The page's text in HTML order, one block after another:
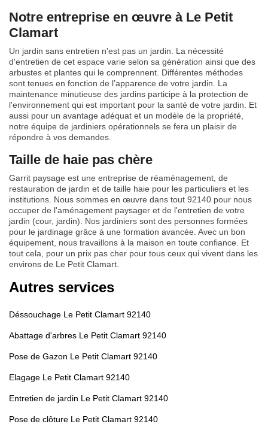
Notre entreprise en œuvre à Le Petit
Clamart
Un jardin sans entretien n'est pas un jardin. La nécessité
d'entretien de cet espace varie selon sa génération ainsi que des
arbustes et plantes qui le comprennent. Différentes méthodes
sont tenues en fonction de l’apparence de votre jardin. La
maintenance minutieuse des jardins participe à la protection de
l'environnement qui est important pour la santé de votre jardin. Et
aussi pour un avantage adéquat et un modèle de la propriété,
notre équipe de jardiniers opérationnels se fera un plaisir de
répondre à vos demandes.
Taille de haie pas chère
Garrit paysage est une entreprise de réaménagement, de
restauration de jardin et de taille haie pour les particuliers et les
institutions. Nous sommes en œuvre dans tout 92140 pour nous
occuper de l'aménagement paysager et de l'entretien de votre
jardin (cour, jardin). Nos jardiniers sont des personnes formées
pour le jardinage grâce à une formation avancée. Avec un bon
équipement, nous travaillons à la maison en toute confiance. Et
tout cela, pour un prix pas cher pour tous ceux qui vivent dans les
environs de Le Petit Clamart.
Autres services
Déssouchage Le Petit Clamart 92140
Abattage d'arbres Le Petit Clamart 92140
Pose de Gazon Le Petit Clamart 92140
Elagage Le Petit Clamart 92140
Entretien de jardin Le Petit Clamart 92140
Pose de clôture Le Petit Clamart 92140